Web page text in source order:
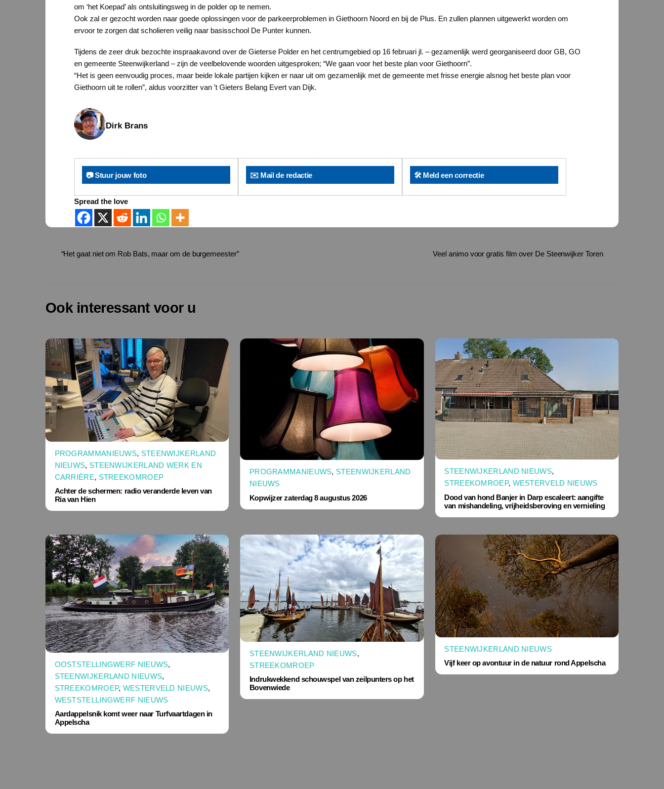
om ‘het Koepad’ als ontsluitingsweg in de polder op te nemen.
Ook zal er gezocht worden naar goede oplossingen voor de parkeerproblemen in Giethoorn Noord en bij de Plus. En zullen plannen uitgewerkt worden om
ervoor te zorgen dat scholieren veilig naar basisschool De Punter kunnen.
Tijdens de zeer druk bezochte inspraakavond over de Gieterse Polder en het centrumgebied op 16 februari jl. – gezamenlijk werd georganiseerd door GB, GO
en gemeente Steenwijkerland – zijn de veelbelovende woorden uitgesproken; “We gaan voor het beste plan voor Giethoorn”.
“Het is geen eenvoudig proces, maar beide lokale partijen kijken er naar uit om gezamenlijk met de gemeente met frisse energie alsnog het beste plan voor
Giethoorn uit te rollen”, aldus voorzitter van ’t Gieters Belang Evert van Dijk.
Dirk Brans
📷 Stuur jouw foto ✉️ Mail de redactie 🛠️ Meld een correctie
Spread the love
“Het gaat niet om Rob Bats, maar om de burgemeester” Veel animo voor gratis film over De Steenwijker Toren
Ook interessant voor u
PROGRAMMANIEUWS, STEENWIJKERLAND
NIEUWS, STEENWIJKERLAND WERK EN
CARRIÈRE, STREEKOMROEP
Achter de schermen: radio veranderde leven van
Ria van Hien
PROGRAMMANIEUWS, STEENWIJKERLAND
NIEUWS
Kopwijzer zaterdag 8 augustus 2026
STEENWIJKERLAND NIEUWS,
STREEKOMROEP, WESTERVELD NIEUWS
Dood van hond Banjer in Darp escaleert: aangifte
van mishandeling, vrijheidsberoving en vernieling
OOSTSTELLINGWERF NIEUWS,
STEENWIJKERLAND NIEUWS,
STREEKOMROEP, WESTERVELD NIEUWS,
WESTSTELLINGWERF NIEUWS
Aardappelsnik komt weer naar Turfvaartdagen in
Appelscha
STEENWIJKERLAND NIEUWS,
STREEKOMROEP
Indrukwekkend schouwspel van zeilpunters op het
Bovenwiede
STEENWIJKERLAND NIEUWS
Vijf keer op avontuur in de natuur rond Appelscha